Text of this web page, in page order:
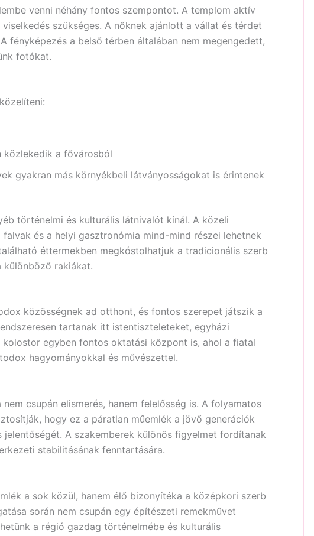
venni néhány fontos szempontot. A templom aktív
szükséges. A nőknek ajánlott a vállat és térdet
fényképezés a belső térben általában nem megengedett,
fotókat.
közlekedik a fővárosból
gyakran más környékbeli látványosságokat is érintenek
történelmi és kulturális látnivalót kínál. A közeli
és a helyi gasztronómia mind-mind részei lehetnek
éttermekben megkóstolhatjuk a tradicionális szerb
különböző rakiákat.
közösségnek ad otthont, és fontos szerepet játszik a
tartanak itt istentiszteleteket, egyházi
kolostor egyben fontos oktatási központ is, ahol a fiatal
hagyományokkal és művészettel.
csupán elismerés, hanem felelősség is. A folyamatos
hogy ez a páratlan műemlék a jövő generációk
A szakemberek különös figyelmet fordítanak
stabilitásának fenntartására.
a sok közül, hanem élő bizonyítéka a középkori szerb
során nem csupán egy építészeti remekművet
a régió gazdag történelmébe és kulturális